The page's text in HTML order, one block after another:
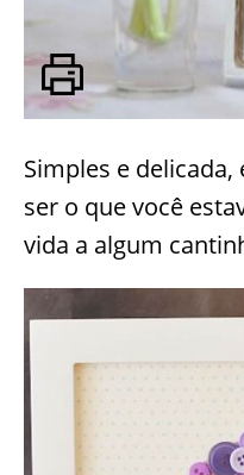
Simples e
ser o que você
vida a algum